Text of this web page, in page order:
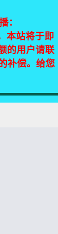
们将尽快处理！
：
本站将于即
的用户请联
补偿。给您